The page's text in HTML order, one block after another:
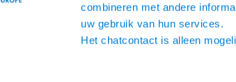
combineren met andere
uw gebruik van hun services.
Het chatcontact is alleen